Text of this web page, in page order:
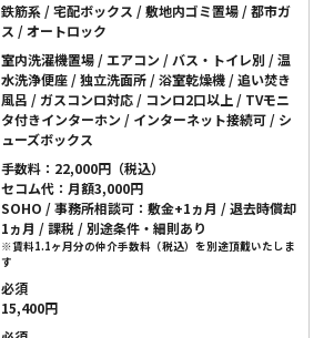
鉄筋系 / 宅配ボックス / 敷地内ゴミ置場 / 都市ガ
ス / オートロック
室内洗濯機置場 / エアコン / バス・トイレ別 / 温
水洗浄便座 / 独立洗面所 / 浴室乾燥機 / 追い焚き
風呂 / ガスコンロ対応 / コンロ2口以上 / TVモニ
タ付きインターホン / インターネット接続可 / シ
ューズボックス
手数料：22,000円（税込）
セコム代：月額3,000円
SOHO / 事務所相談可：敷金+1ヵ月 / 退去時償却
1ヵ月 / 課税 / 別途条件・細則あり
※賃料1.1ヶ月分の仲介手数料（税込）を別途頂戴いたしま
す
必須
15,400円